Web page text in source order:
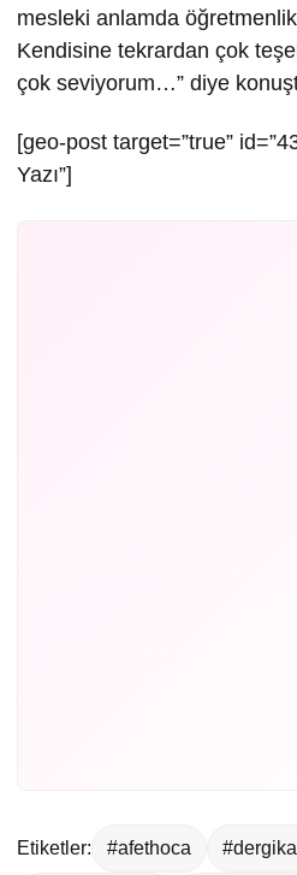
mesleki anlamda
Kendisine tekrardan çok
çok seviyorum…” diye
[geo-post target=”true”
Yazı”]
Etiketler: #afethoca